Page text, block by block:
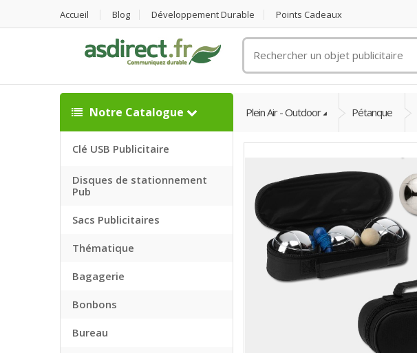
Accueil Blog Développement Durable Points Cadeaux
un
objet
publicitaire
Notre Catalogue
Clé USB Publicitaire
Disques de stationnement
Pub
Sacs Publicitaires
Thématique
Bagagerie
Bonbons
Bureau
Plein Air - Outdoor Pétanque